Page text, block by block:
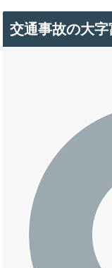
交通事故の大